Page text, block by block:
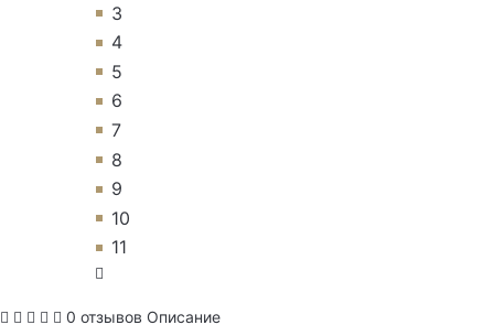
3
4
5
6
7
8
9
10
11
0 отзывов Описание